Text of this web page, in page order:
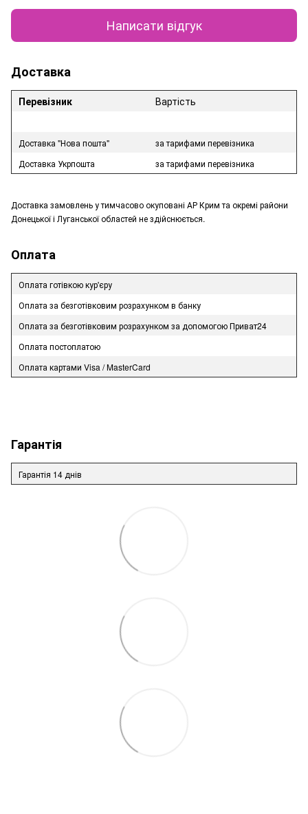
Написати відгук
Доставка
Перевізник Вартість
Доставка "Нова пошта"
за тарифами перевізника
Доставка Укрпошта
за тарифами перевізника
Доставка замовлень у тимчасово окуповані АР Крим та окремі райони
Донецької і Луганської областей не здійснюється.
Оплата
Оплата готівкою кур'єру
Оплата за безготівковим розрахунком в банку
Оплата за безготівковим розрахунком за допомогою Приват24
Оплата постоплатою
Оплата картами Visa / MasterCard
Гарантія
Гарантія 14 днів